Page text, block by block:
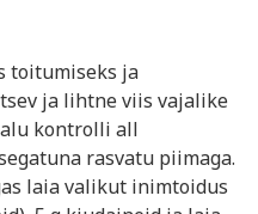
toitumiseks ja
ja lihtne viis vajalike
kontrolli all
rasvatu piimaga.
laia valikut inimtoidus